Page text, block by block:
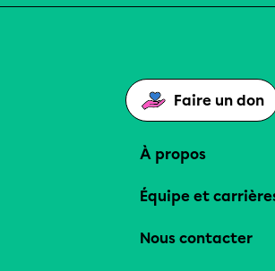
Faire un don
À propos
Équipe et
Nous contacter